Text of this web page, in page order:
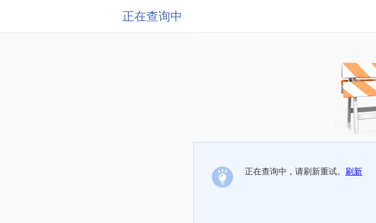
正在查询中
正在查询中，请刷新重试。 刷新